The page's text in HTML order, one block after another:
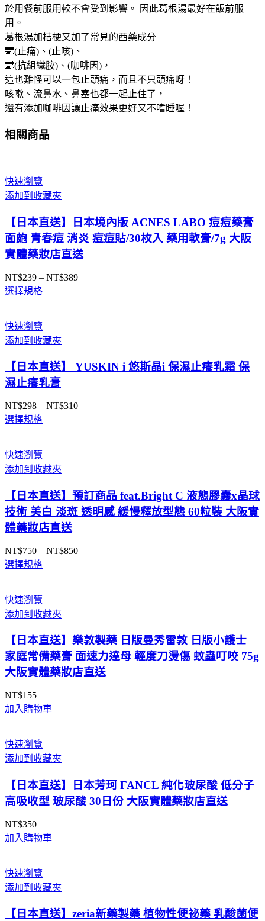
於用餐前服用較不會受到影響。 因此葛根湯最好在飯前服
用。
葛根湯加桔梗又加了常見的西藥成分
🔜(止痛)、(止咳)、
🔜(抗組織胺)、(咖啡因)，
這也難怪可以一包止頭痛，而且不只頭痛呀！
咳嗽、流鼻水、鼻塞也都一起止住了，
還有添加咖啡因讓止痛效果更好又不嗜睡喔！
相關商品
快速瀏覽
添加到收藏夾
【日本直送】日本境內版 ACNES LABO 痘痘藥膏
面皰 青春痘 消炎 痘痘貼/30枚入 藥用軟膏/7g 大阪
實體藥妝店直送
NT$239 – NT$389價
選擇規格
快速瀏覽
添加到收藏夾
【日本直送】 YUSKIN i 悠斯晶i 保濕止癢乳霜 保
濕止癢乳膏
NT$298 – NT$310價
選擇規格
快速瀏覽
添加到收藏夾
【日本直送】預訂商品 feat.Bright C 液態膠囊x晶球
技術 美白 淡斑 透明感 緩慢釋放型態 60粒裝 大阪實
體藥妝店直送
NT$750 – NT$850價
NT$850
選擇規格
快速瀏覽
添加到收藏夾
【日本直送】樂敦製藥 日版曼秀雷敦 日版小護士
家庭常備藥膏 面速力達母 輕度刀燙傷 蚊蟲叮咬 75g
大阪實體藥妝店直送
NT$155
加入購物車
快速瀏覽
添加到收藏夾
【日本直送】日本芳珂 FANCL 純化玻尿酸 低分子
高吸收型 玻尿酸 30日份 大阪實體藥妝店直送
NT$350
加入購物車
快速瀏覽
添加到收藏夾
【日本直送】zeria新藥製藥 植物性便祕藥 乳酸菌便